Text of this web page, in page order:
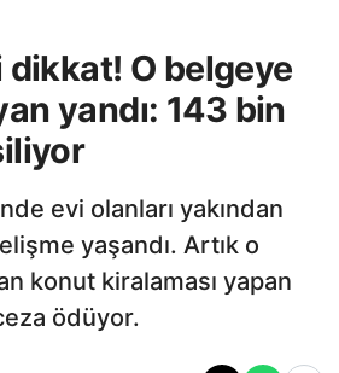
O belgeye
yandı: 143 bin
evi olanları yakından
yaşandı. Artık o
konut kiralaması yapan
ödüyor.